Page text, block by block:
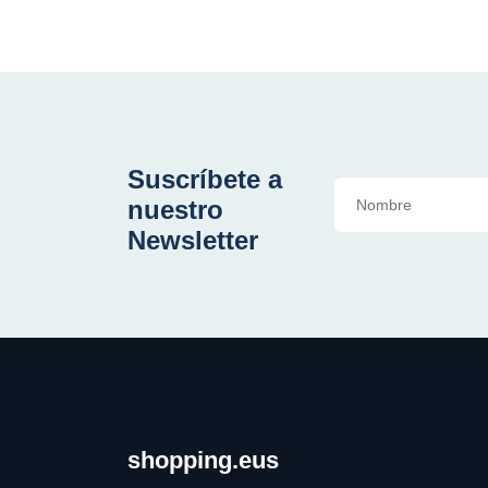
Suscríbete a
nuestro
Newsletter
shopping.eus